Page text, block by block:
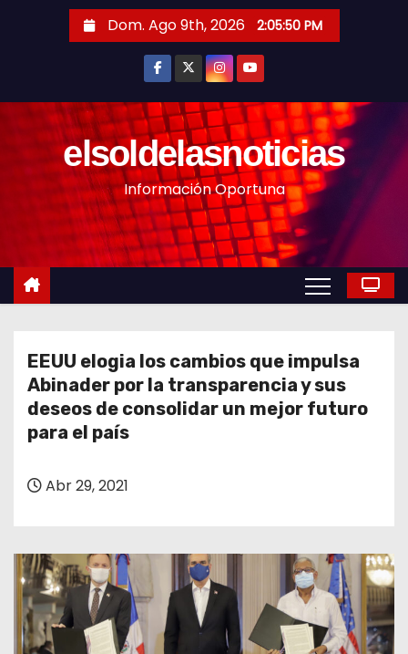
n
Dom. Ago 9th, 2026 2:05:52 PM
elsoldelasnoticias
Información Oportuna
EEUU elogia los cambios que impulsa
Abinader por la transparencia y sus
deseos de consolidar un mejor futuro
para el país
Abr 29, 2021